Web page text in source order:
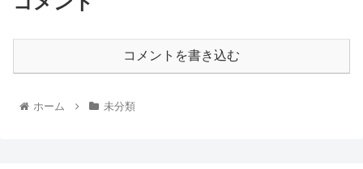
コメントを書き込む
ホーム 未分類